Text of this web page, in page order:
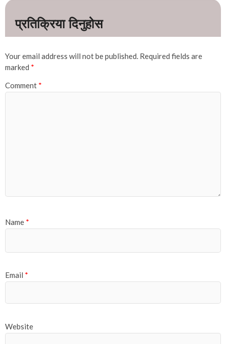
Your email address will not be published. Required fields are
marked *
Comment *
Name *
Email *
Website